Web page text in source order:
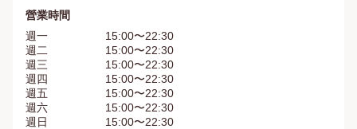
營業時間
週一
15:00〜22:30
週二
15:00〜22:30
週三
15:00〜22:30
週四
15:00〜22:30
週五
15:00〜22:30
週六
15:00〜22:30
週日
15:00〜22:30